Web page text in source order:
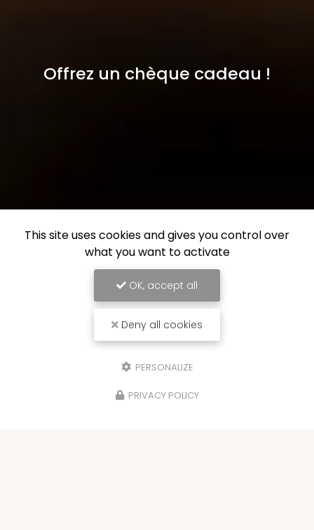
Offrez un chèque cadeau !
This site uses cookies and gives you control over
what you want to activate
OK, accept all
Deny all cookies
PERSONALIZE
PRIVACY POLICY